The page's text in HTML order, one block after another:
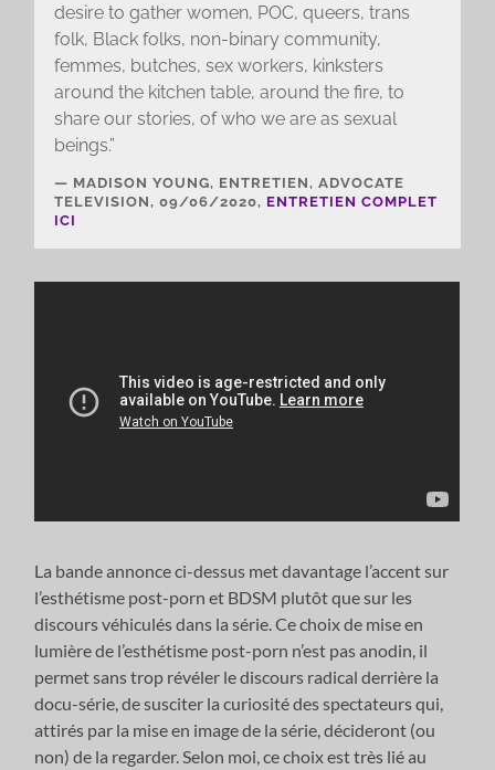
desire to gather women, POC, queers, trans
folk, Black folks, non-binary community,
femmes, butches, sex workers, kinksters
around the kitchen table, around the fire, to
share our stories, of who we are as sexual
beings.”
MADISON YOUNG, ENTRETIEN, ADVOCATE
TELEVISION, 09/06/2020, ENTRETIEN COMPLET
ICI
La bande annonce ci-dessus met davantage l’accent sur
l’esthétisme post-porn et BDSM plutôt que sur les
discours véhiculés dans la série. Ce choix de mise en
lumière de l’esthétisme post-porn n’est pas anodin, il
permet sans trop révéler le discours radical derrière la
docu-série, de susciter la curiosité des spectateurs qui,
attirés par la mise en image de la série, décideront (ou
non) de la regarder. Selon moi, ce choix est très lié au